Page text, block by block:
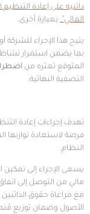
دائنيه على إعادة
المالي” بعبارة أخرى.
يتيح هذا الإجراء للشركة
بما يضمن استمرار نشاطه
المتوقع تعثره من
التصفية النهائية.
تهدف إجراءات إعادة
فرصة لاستعادة
النظام.
يسعى الإجراء إلى
مالي من التوصل إلى
مع مراعاة حقوق
الأصول وضمان توزيع